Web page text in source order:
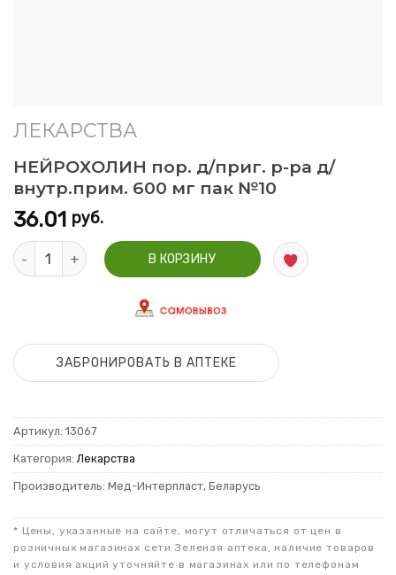
ЛЕКАРСТВА
НЕЙРОХОЛИН пор. д/приг. р-ра д/
внутр.прим. 600 мг пак №10
36.01 руб.
Количество НЕЙРОХОЛИН пор. д/приг. р-ра д/внутр.прим.
В КОРЗИНУ
ЗАБРОНИРОВАТЬ В АПТЕКЕ
Артикул: 13067
Категория:Лекарства
Производитель: Мед-Интерпласт, Беларусь
* Цены, указанные на сайте, могут отличаться от цен в
розничных магазинах сети Зеленая аптека, наличие товаров
и условия акций уточняйте в магазинах или по телефонам